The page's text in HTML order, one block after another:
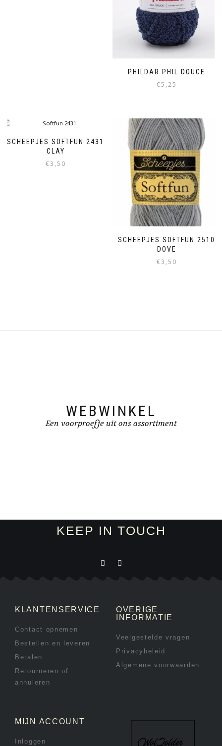
PHILDAR PHIL DOUCE
€5,25
SCHEEPJES SOFTFUN 2431
CLAY
€3,50
SCHEEPJES SOFTFUN 2510
DOVE
€3,50
WEBWINKEL
Een voorproefje uit ons assortiment
KEEP IN TOUCH
KLANTENSERVICE
Contact opnemen
Bestellen en leveren
Betalen
Retourneren of
annuleren
OVERIGE
INFORMATIE
Veelgestelde vragen
Privacybeleid
Algemene voorwaarden
MIJN ACCOUNT
Inloggen